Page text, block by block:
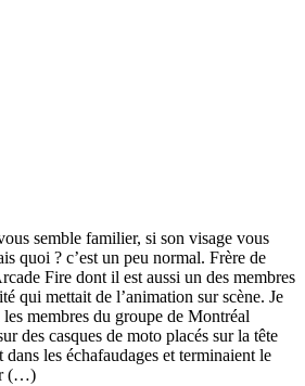
semble familier, si son visage vous
quoi ? c’est un peu normal. Frère de
Fire dont il est aussi un des membres
qui mettait de l’animation sur scène. Je
membres du groupe de Montréal
des casques de moto placés sur la tête
les échafaudages et terminaient le
(…)